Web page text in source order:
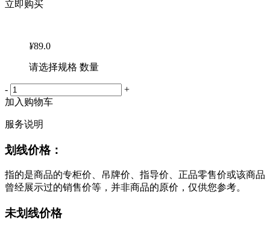
立即购买
¥89.0
请选择规格 数量
-
+
加入购物车
服务说明
划线价格：
指的是商品的专柜价、吊牌价、指导价、正品零售价或该商品
曾经展示过的销售价等，并非商品的原价，仅供您参考。
未划线价格